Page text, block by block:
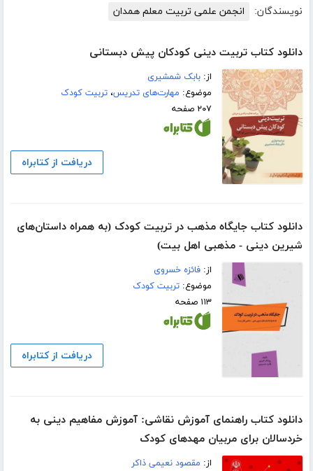
نویسندگان: انجمن علمی تربیت معلم همدان
دانلود کتاب تربیت دینی کودکان پیش دبستانی
از:بابک شمشیری
موضوع: مهارت‌های تدریس،تربیت کودک
۲۰۷ صفحه
دریافت از کتابراه
دانلود کتاب جایگاه مذهب در تربیت کودک (به همراه داستان‌های
شیرین دینی - مذهبی اهل بیت)
از:فائزه خسروی
موضوع:تربیت کودک
۱۱۳ صفحه
دریافت از کتابراه
دانلود کتاب راهنمای آموزش نقاشی: آموزش مفاهیم دینی به
خردسالان برای مربیان مهدهای کودک
از: مقصود نعیمی ذاکر